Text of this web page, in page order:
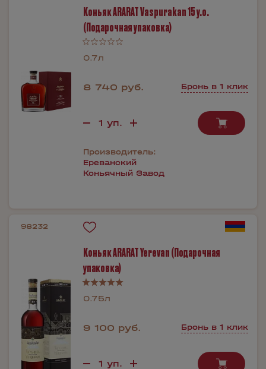
Коньяк ARARAT Vaspurakan 15 y.o.
(Подарочная упаковка)
0.7л
8 740 руб. Бронь в 1 клик
Производитель:
Ереванский
Коньячный Завод
98232
Коньяк ARARAT Yerevan (Подарочная
упаковка)
0.75л
9 100 руб. Бронь в 1 клик